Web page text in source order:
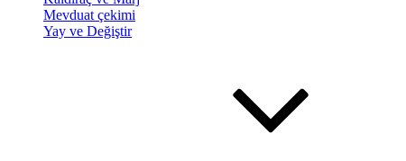
Mevduat çekimi
Yay ve Değiştir